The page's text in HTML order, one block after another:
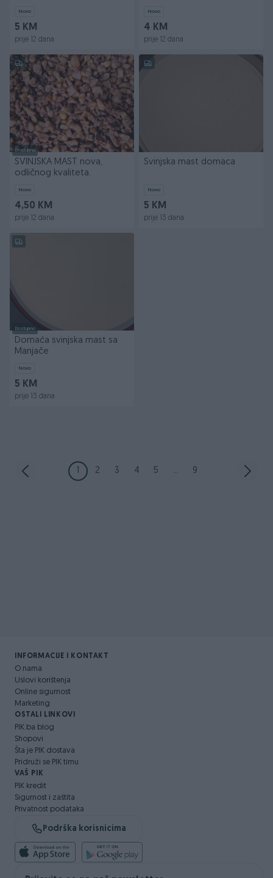
Novo
5 KM
prije 12 dana
Novo
4 KM
prije 12 dana
Dostupno
SVINJSKA MAST nova,
odličnog kvaliteta.
Novo
4,50 KM
prije 12 dana
Svinjska mast domaca
Novo
5 KM
prije 13 dana
Dostupno
Domaća svinjska mast sa
Manjače
Novo
5 KM
prije 13 dana
1 2 3 4 5 ... 9
INFORMACIJE I KONTAKT
O nama
Uslovi korištenja
Online sigurnost
Marketing
OSTALI LINKOVI
PIK.ba blog
Shopovi
Šta je PIK dostava
Pridruži se PIK timu
VAŠ PIK
PIK kredit
Sigurnost i zaštita
Privatnost podataka
Podrška korisnicima